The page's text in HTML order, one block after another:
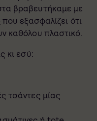
βραβευτήκαμε με
που εξασφαλίζει ότι
καθόλου πλαστικό.
κι εσύ:
τσάντες μίας